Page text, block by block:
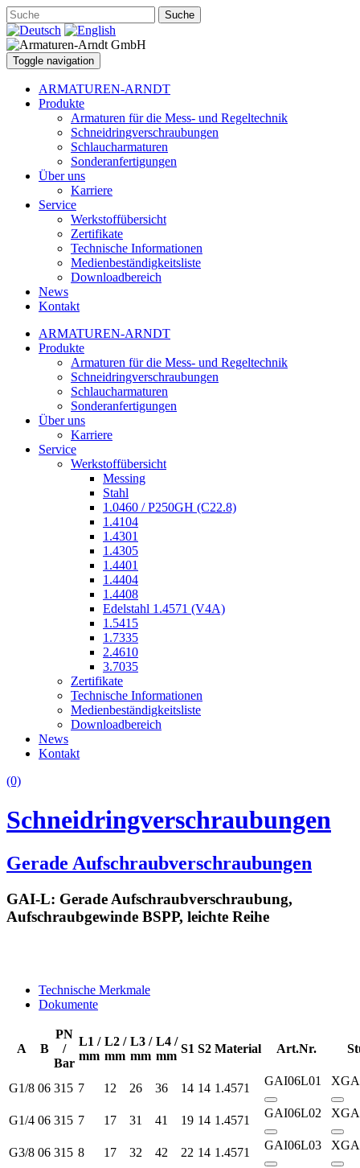
Suche
Toggle navigation
ARMATUREN-ARNDT
Produkte
Armaturen für die Mess- und Regeltechnik
Schneidringverschraubungen
Schlaucharmaturen
Sonderanfertigungen
Über uns
Karriere
Service
Werkstoffübersicht
Zertifikate
Technische Informationen
Medienbeständigkeitsliste
Downloadbereich
News
Kontakt
ARMATUREN-ARNDT
Produkte
Armaturen für die Mess- und Regeltechnik
Schneidringverschraubungen
Schlaucharmaturen
Sonderanfertigungen
Über uns
Karriere
Service
Werkstoffübersicht
Messing
Stahl
1.0460 / P250GH (C22.8)
1.4104
1.4301
1.4305
1.4401
1.4404
1.4408
Edelstahl 1.4571 (V4A)
1.5415
1.7335
2.4610
3.7035
Zertifikate
Technische Informationen
Medienbeständigkeitsliste
Downloadbereich
News
Kontakt
(0)
Schneidringverschraubungen
Gerade Aufschraubverschraubungen
GAI-L: Gerade Aufschraubverschraubung,
Aufschraubgewinde BSPP, leichte Reihe
Technische Merkmale
Dokumente
A B
PN
/
Bar
L1 /
mm
L2 /
mm
L3 /
mm
L4 /
mm
S1 S2 Material Art.Nr.
G1/8 06 315 7 12 26 36 14 14 1.4571
GAI06L01
G1/4 06 315 7 17 31 41 19 14 1.4571
GAI06L02
G3/8 06 315 8 17 32 42 22 14 1.4571
GAI06L03